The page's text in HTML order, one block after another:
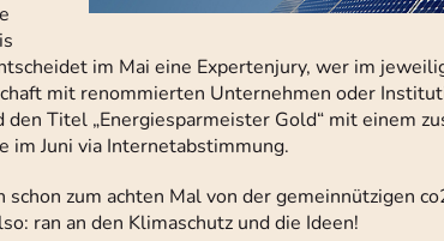
im Mai eine Expertenjury, wer im
mit renommierten Unternehmen oder
Titel „Energiesparmeister Gold“ mit einem
im Juni via Internetabstimmung.
zum achten Mal von der gemeinnützigen
ran an den Klimaschutz und die Ideen!